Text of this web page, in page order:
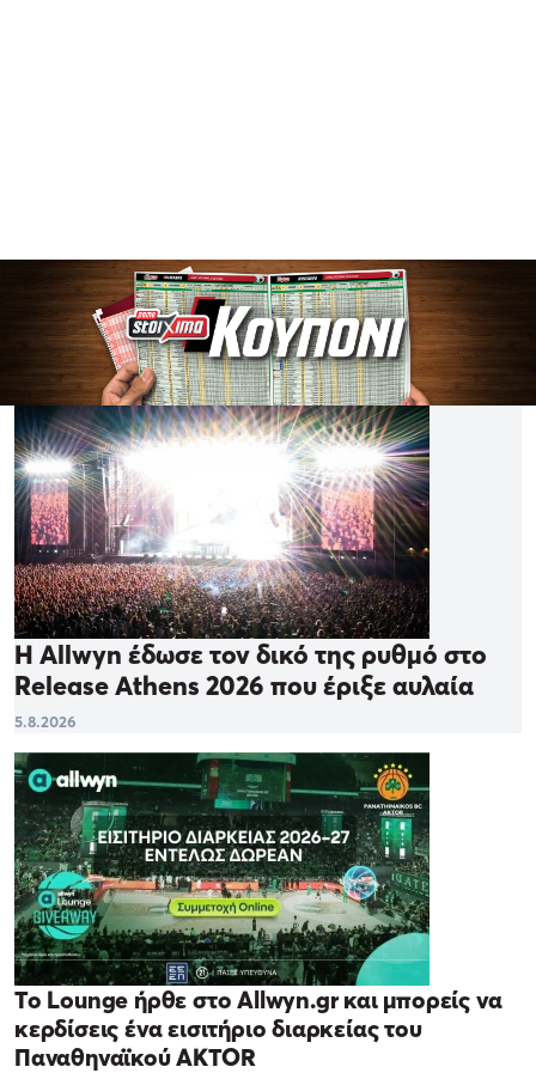
Η Allwyn έδωσε τον δικό της ρυθμό στο
Release Athens 2026 που έριξε αυλαία
5.8.2026
Το Lounge ήρθε στο Allwyn.gr και μπορείς να
κερδίσεις ένα εισιτήριο διαρκείας του
Παναθηναϊκού AKTOR